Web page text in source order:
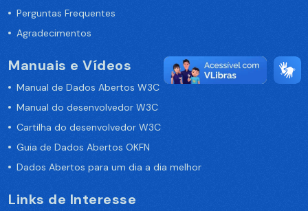
Perguntas Frequentes
Agradecimentos
Manuais e Vídeos
Manual de Dados Abertos W3C
Manual do desenvolvedor W3C
Cartilha do desenvolvedor W3C
Guia de Dados Abertos OKFN
Dados Abertos para um dia a dia melhor
Links de Interesse